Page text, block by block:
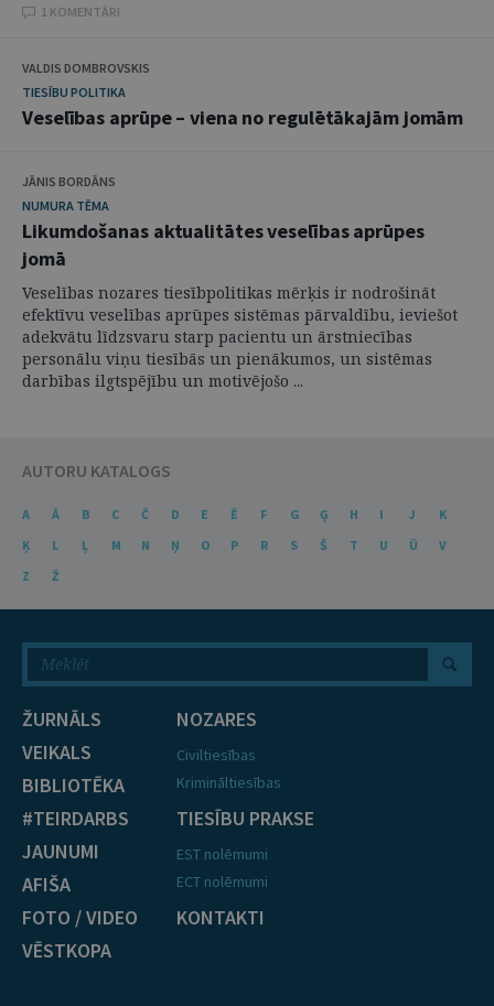
1 KOMENTĀRI
VALDIS DOMBROVSKIS
TIESĪBU POLITIKA
Veselības aprūpe – viena no regulētākajām jomām
JĀNIS BORDĀNS
NUMURA TĒMA
Likumdošanas aktualitātes veselības aprūpes
jomā
Veselības nozares tiesībpolitikas mērķis ir nodrošināt
efektīvu veselības aprūpes sistēmas pārvaldību, ieviešot
adekvātu līdzsvaru starp pacientu un ārstniecības
personālu viņu tiesībās un pienākumos, un sistēmas
darbības ilgtspējību un motivējošo ...
AUTORU KATALOGS
A Ā B C Č D E Ē F G Ģ H I J
K
Ķ
L Ļ M N Ņ O P R S Š T U Ū
V
Z
Ž
ŽURNĀLS
VEIKALS
BIBLIOTĒKA
#TEIRDARBS
JAUNUMI
AFIŠA
FOTO / VIDEO
VĒSTKOPA
NOZARES
Civiltiesības
Krimināltiesības
TIESĪBU PRAKSE
EST nolēmumi
ECT nolēmumi
KONTAKTI